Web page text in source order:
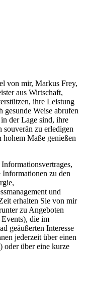
von mir, Markus Frey,
aus Wirtschaft,
ihre Leistung
gesunde Weise abrufen
der Lage sind, ihre
zu erledigen
hohem Maße genießen
zu den
und
erhalten Sie von mir
zu Angeboten
die im
geäußerten Interesse
jederzeit über einen
oder über eine kurze